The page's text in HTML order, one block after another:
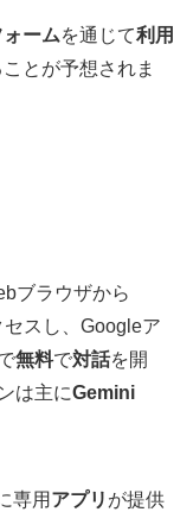
ームを通じて利用
とが予想されま
ブラウザから
セスし、Googleア
無料で対話を開
は主にGemini
専用 アプリ が提供